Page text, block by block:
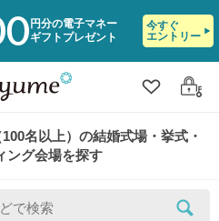
円分の電子マネー
ギフトプレゼント
今すぐ
エントリー
クリップ
ログ
名以上）の結婚式場・挙式・
ング会場を探す